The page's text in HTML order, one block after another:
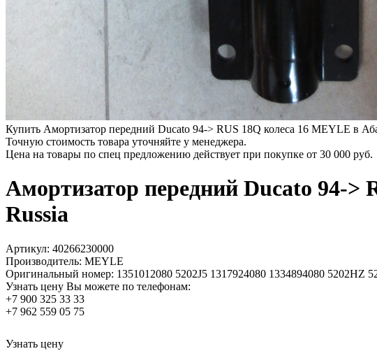
Купить Амортизатор передний Ducato 94-> RUS 18Q колеса 16 MEYLE в
Точную стоимость товара уточняйте у менеджера.
Цена на товары по спец предложению действует при покупке от 30 000 руб.
Амортизатор передний Ducato 94->
Russia
Артикул: 40266230000
Производитель: MEYLE
Оригинальный номер: 1351012080 5202J5 1317924080 1334894080 5202HZ
Узнать цену Вы можете по телефонам:
+7 900 325 33 33
+7 962 559 05 75
Узнать цену